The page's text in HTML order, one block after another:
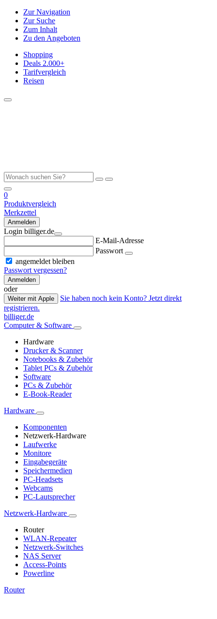
Zur Navigation
Zur Suche
Zum Inhalt
Zu den Angeboten
Shopping
Deals 2.000+
Tarifvergleich
Reisen
0
Produktvergleich
Merkzettel
Anmelden
Login billiger.de
E-Mail-Adresse
Passwort
angemeldet bleiben
Passwort vergessen?
Anmelden
oder
Weiter mit Apple
Sie haben noch kein Konto? Jetzt direkt
registrieren.
billiger.de
Computer & Software
Hardware
Drucker & Scanner
Notebooks & Zubehör
Tablet PCs & Zubehör
Software
PCs & Zubehör
E-Book-Reader
Hardware
Komponenten
Netzwerk-Hardware
Laufwerke
Monitore
Eingabegeräte
Speichermedien
PC-Headsets
Webcams
PC-Lautsprecher
Netzwerk-Hardware
Router
WLAN-Repeater
Netzwerk-Switches
NAS Server
Access-Points
Powerline
Router